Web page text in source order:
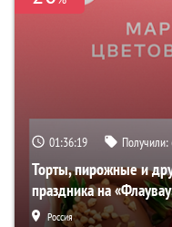
01:36:18 Получили:
Торты, пирожные и
праздника на
Россия